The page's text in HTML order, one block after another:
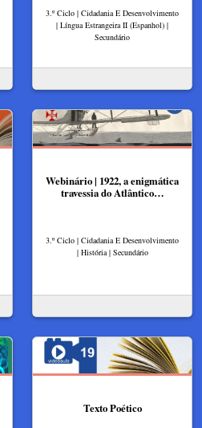
3.º Ciclo | Cidadania E Desenvolvimento
| Língua Estrangeira II (Espanhol) |
Secundário
Webinário | 1922, a enigmática
travessia do Atlântico…
3.º Ciclo | Cidadania E Desenvolvimento
| História | Secundário
Texto Poético